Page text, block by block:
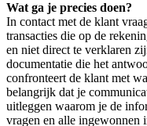
Wat ga je precies doen?
In contact met de klant
transacties die op de
en niet direct te verklaren
documentatie die het
confronteert de klant met
belangrijk dat je
uitleggen waarom je de
vragen en alle ingewonnen